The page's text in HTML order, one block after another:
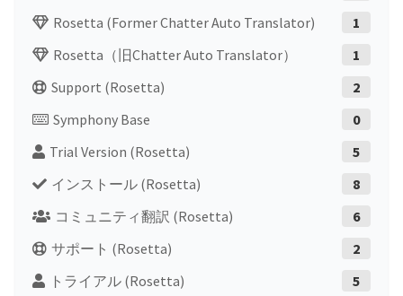
Rosetta (former Chatter Auto Translator)
1
Rosetta（旧Chatter Auto Translator）
1
Support (Rosetta)
2
Symphony Base
0
Trial Version (Rosetta)
5
インストール (Rosetta)
8
コミュニティ翻訳 (Rosetta)
6
サポート (Rosetta)
2
トライアル (Rosetta)
5